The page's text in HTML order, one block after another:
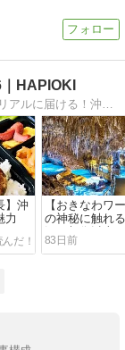
HAPIOKI
】沖
力
【おきなわワ
の神秘に触れ
洞が想像以上
た！
83日前